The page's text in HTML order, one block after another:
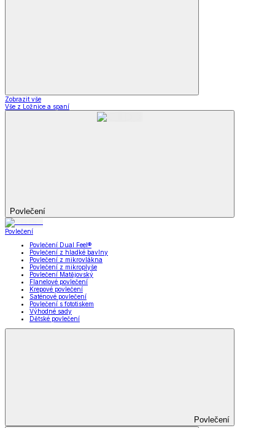
Zobrazit vše
Vše z Ložnice a spaní
Povlečení
Povlečení
Povlečení Dual Feel®
Povlečení z hladké bavlny
Povlečení z mikrovlákna
Povlečení z mikroplyše
Povlečení Matějovský
Flanelové povlečení
Krepové povlečení
Saténové povlečení
Povlečení s fototiskem
Výhodné sady
Dětské povlečení
Povlečení